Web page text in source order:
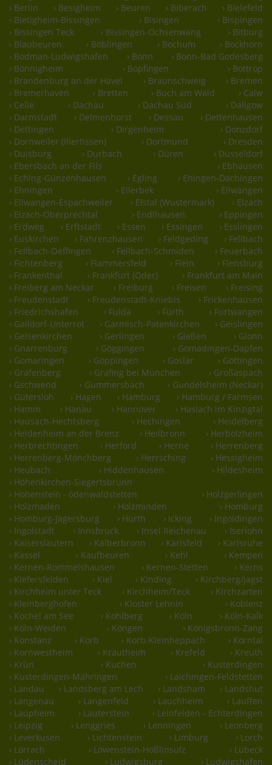
› Berlin
› Besigheim › Beuren › Biberach
› Bielefeld
› Bietigheim-Bissingen
› Bisingen
› Bispingen
› Bissingen Teck
› Bissingen-Ochsenwang
› Bitburg
› Blaubeuren
› Böblingen › Bochum
› Bockhorn
› Bodman-Ludwigshafen
› Bonn
› Bonn-Bad Godesberg
› Bönnigheim
› Bopfingen
› Bottrop
› Brandenburg an der Havel
› Braunschweig
› Bremen
› Bremerhaven
› Bretten › Buch am Wald
› Calw
› Celle
› Dachau › Dachau Süd
› Dallgow
› Darmstadt
› Delmenhorst › Dessau
› Dettenhausen
› Dettingen
› Dirgenheim
› Donzdorf
› Dornweiler (Illertissen)
› Dortmund
› Dresden
› Duisburg
› Durbach › Düren
› Düsseldorf
› Ebersbach an der Fils
› Ebhausen
› Eching-Günzenhausen
› Egling
› Ehingen-Dächingen
› Ehningen
› Ellerbek
› Ellwangen
› Ellwangen-Espachweiler
› Elstal (Wustermark)
› Elzach
› Elzach-Oberprechtal
› Endlhausen
› Eppingen
› Erdweg
› Erftstadt › Essen › Essingen
› Esslingen
› Euskirchen
› Fahrenzhausen › Feldgeding
› Fellbach
› Fellbach-Oeffingen
› Fellbach-Schmiden
› Feuerbach
› Fichtenberg
› Flammersfeld › Flein
› Flensburg
› Frankenthal
› Frankfurt (Oder)
› Frankfurt am Main
› Freiberg am Neckar
› Freiburg › Freisen
› Freising
› Freudenstadt
› Freudenstadt-Kniebis
› Frickenhausen
› Friedrichshafen
› Fulda › Fürth
› Furtwangen
› Gaildorf-Unterrot
› Garmisch-Patenkirchen
› Geislingen
› Gelsenkirchen
› Gerlingen › Gießen
› Glonn
› Gnarrenburg
› Göggingen
› Gomadingen-Dapfen
› Gomaringen
› Göppingen › Goslar
› Göttingen
› Grafenberg
› Grafing bei München
› Großaspach
› Gschwend
› Gummersbach
› Gundelsheim (Neckar)
› Gütersloh
› Hagen › Hamburg
› Hamburg / Farmsen
› Hamm
› Hanau › Hannover
› Haslach im Kinzigtal
› Hausach-Hechtsberg
› Hechingen
› Heidelberg
› Heidenheim an der Brenz
› Heilbronn
› Herbolzheim
› Herbrechtingen
› Herford › Herne
› Herrenberg
› Herrenberg-Mönchberg
› Herrsching
› Hessigheim
› Heubach
› Hiddenhausen
› Hildesheim
› Höhenkirchen-Siegertsbrunn
› Hohenstein - ödenwaldstetten
› Holzgerlingen
› Holzmaden
› Holzminden
› Homburg
› Homburg-Jägersburg
› Hürth › Icking
› Ingoldingen
› Ingolstadt
› Innsbruck › Insel Reichenau
› Iserlohn
› Kaiserslautern
› Kälberbronn › Karlsfeld
› Karlsruhe
› Kassel
› Kaufbeuren › Kehl
› Kempen
› Kernen-Rommelshausen
› Kernen-Stetten
› Kerns
› Kiefersfelden
› Kiel › Kinding
› Kirchberg/jagst
› Kirchheim unter Teck
› Kirchheim/Teck
› Kirchzarten
› Kleinberghofen
› Kloster Lehnin
› Koblenz
› Kochel am See
› Kohlberg › Köln
› Köln-Kalk
› Köln-Weiden
› Köngen
› Königsbronn-Zang
› Konstanz
› Korb › Korb-Kleinheppach
› Korntal
› Kornwestheim
› Krautheim › Krefeld
› Kreuth
› Krün
› Kuchen
› Kusterdingen
› Kusterdingen-Mähringen
› Laichingen-Feldstetten
› Landau
› Landsberg am Lech › Landsham
› Landshut
› Langenau
› Langenfeld › Lauchheim
› Lauffen
› Laupheim
› Lauterstein
› Leinfelden - Echterdingen
› Leipzig
› Lenggries › Lenningen
› Leonberg
› Leverkusen
› Lichtenstein › Limburg
› Lorch
› Lörrach
› Löwenstein-Hößlinsulz
› Lübeck
› Lüdenscheid
› Ludwigsburg
› Ludwigshafen